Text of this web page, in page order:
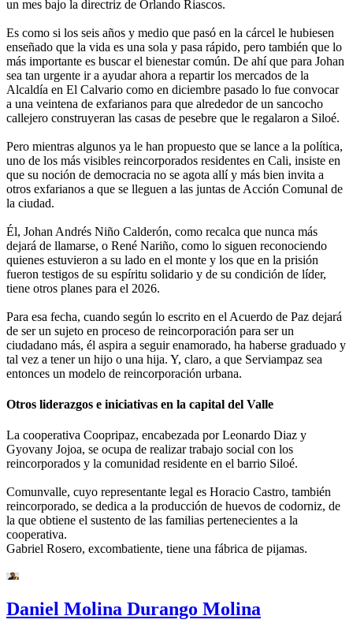
un mes bajo la directriz de Orlando Riascos.
Es como si los seis años y medio que pasó en la cárcel le hubiesen
enseñado que la vida es una sola y pasa rápido, pero también que lo
más importante es buscar el bienestar común. De ahí que para Johan
sea tan urgente ir a ayudar ahora a repartir los mercados de la
Alcaldía en El Calvario como en diciembre pasado lo fue convocar
a una veintena de exfarianos para que alrededor de un sancocho
callejero construyeran las casas de pesebre que le regalaron a Siloé.
Pero mientras algunos ya le han propuesto que se lance a la política,
uno de los más visibles reincorporados residentes en Cali, insiste en
que su noción de democracia no se agota allí y más bien invita a
otros exfarianos a que se lleguen a las juntas de Acción Comunal de
la ciudad.
Él, Johan Andrés Niño Calderón, como recalca que nunca más
dejará de llamarse, o René Nariño, como lo siguen reconociendo
quienes estuvieron a su lado en el monte y los que en la prisión
fueron testigos de su espíritu solidario y de su condición de líder,
tiene otros planes para el 2026.
Para esa fecha, cuando según lo escrito en el Acuerdo de Paz dejará
de ser un sujeto en proceso de reincorporación para ser un
ciudadano más, él aspira a seguir enamorado, ha haberse graduado y
tal vez a tener un hijo o una hija. Y, claro, a que Serviampaz sea
entonces un modelo de reincorporación urbana.
Otros liderazgos e iniciativas en la capital del Valle
La cooperativa Coopripaz, encabezada por Leonardo Diaz y
Gyovany Jojoa, se ocupa de realizar trabajo social con los
reincorporados y la comunidad residente en el barrio Siloé.
Comunvalle, cuyo representante legal es Horacio Castro, también
reincorporado, se dedica a la producción de huevos de codorniz, de
la que obtiene el sustento de las familias pertenecientes a la
cooperativa.
Gabriel Rosero, excombatiente, tiene una fábrica de pijamas.
Daniel Molina Durango Molina